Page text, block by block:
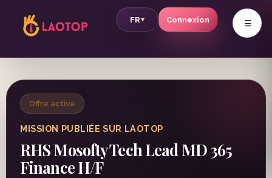
FR▾ Connexion v
Offre active
MISSION PUBLIÉE SUR LAOTOP
RHS Mosofty Tech Lead MD 365
Finance H/F